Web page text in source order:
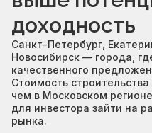
доходность
Санкт-Петербург,
Новосибирск — города,
качественного
Стоимость
чем в Московском
для инвестора зайти на
рынка.